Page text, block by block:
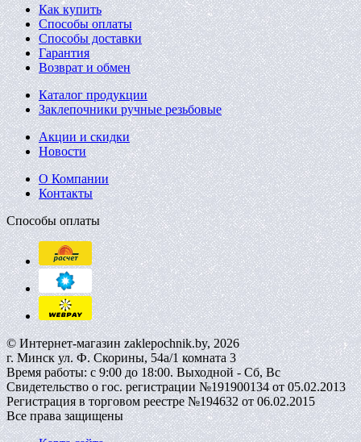
Как купить
Способы оплаты
Способы доставки
Гарантия
Возврат и обмен
Каталог продукции
Заклепочники ручные резьбовые
Акции и скидки
Новости
О Компании
Контакты
Способы оплаты
© Интернет-магазин zaklepochnik.by, 2026
г. Минск ул. Ф. Скорины, 54а/1 комната 3
Время работы: с 9:00 до 18:00. Выходной - Сб, Вс
Свидетельство о гос. регистрации №191900134 от 05.02.2013
Регистрация в торговом реестре №194632 от 06.02.2015
Все права защищены